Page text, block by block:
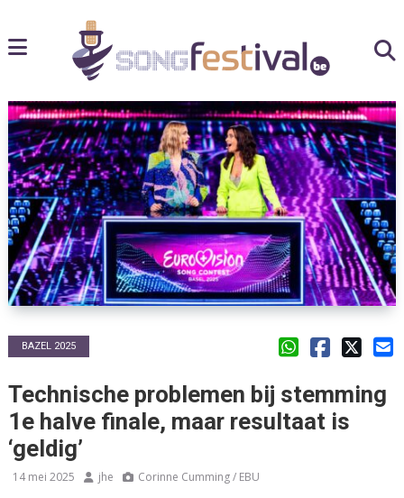
BAZEL 2025
Technische problemen bij stemming
1e halve finale, maar resultaat is
‘geldig’
14 mei 2025 jhe Corinne Cumming / EBU